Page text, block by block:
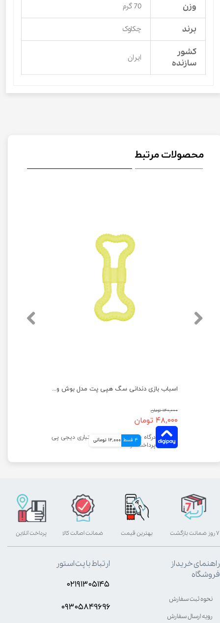
وزن 70 گرم
برند چکاوک
کشور
سازنده
ایران
محصولات مرتبط
اسباب بازی دندانی سگ هپی پت مدل بوش وک
۱۴۰,۰۰۰ تومان
۴۸,۰۰۰ تومان
4 قسط 12,000 تومانی
بهترین قیمت پرداخت آنلاین ۷ روز ضمانت بازگشت ضمانت اصالت کالا
راهنمای خرید از
فروشگاه
نحوه ثبت سفارش
رویه ارسال سفارش
ارتباط با پت استور
۰۲۱۹۱۳۰۵۱۴۵
۰۹۳۰۵8۴9696